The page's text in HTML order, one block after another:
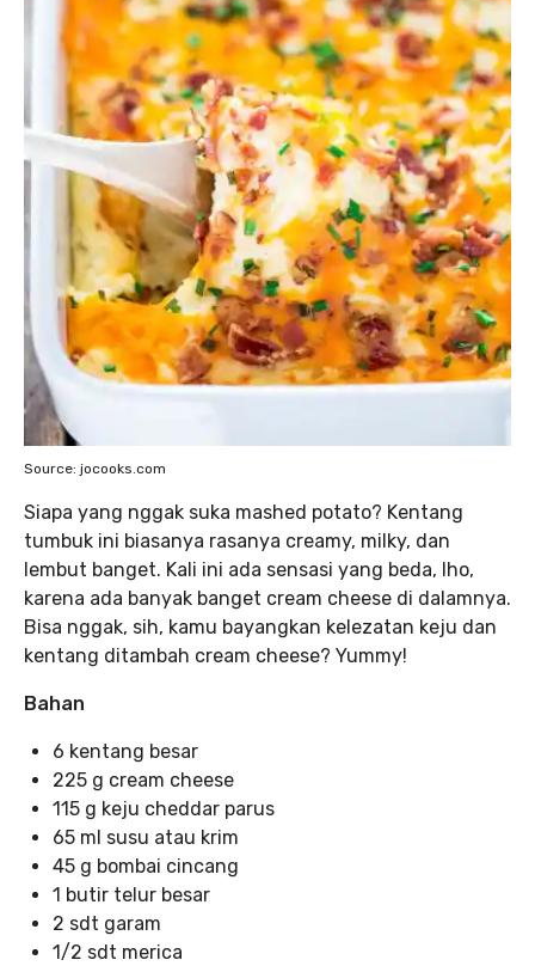
Source: jocooks.com
Siapa yang nggak suka mashed potato? Kentang
tumbuk ini biasanya rasanya creamy, milky, dan
lembut banget. Kali ini ada sensasi yang beda, lho,
karena ada banyak banget cream cheese di dalamnya.
Bisa nggak, sih, kamu bayangkan kelezatan keju dan
kentang ditambah cream cheese? Yummy!
Bahan
6 kentang besar
225 g cream cheese
115 g keju cheddar parus
65 ml susu atau krim
45 g bombai cincang
1 butir telur besar
2 sdt garam
1/2 sdt merica